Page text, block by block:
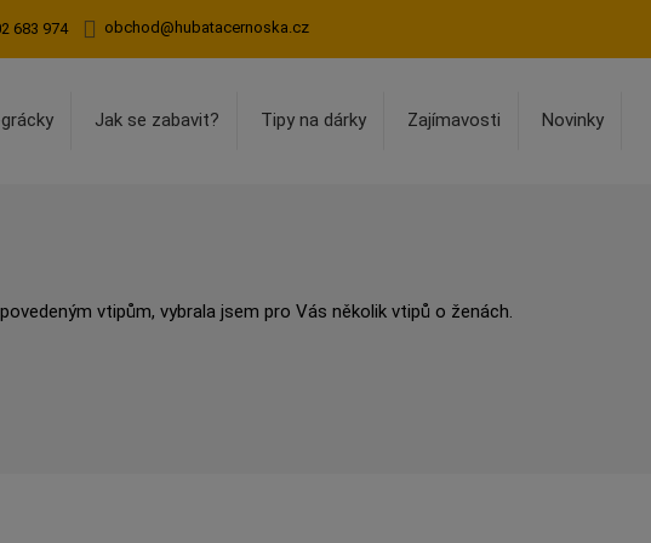
683 974 obchod@hubatacernoska.cz
Jak se zabavit? Tipy na dárky Zajímavosti Novinky
vtipům, vybrala jsem pro Vás několik vtipů o ženách.